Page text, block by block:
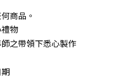
商品。
物
之帶領下悉心製作